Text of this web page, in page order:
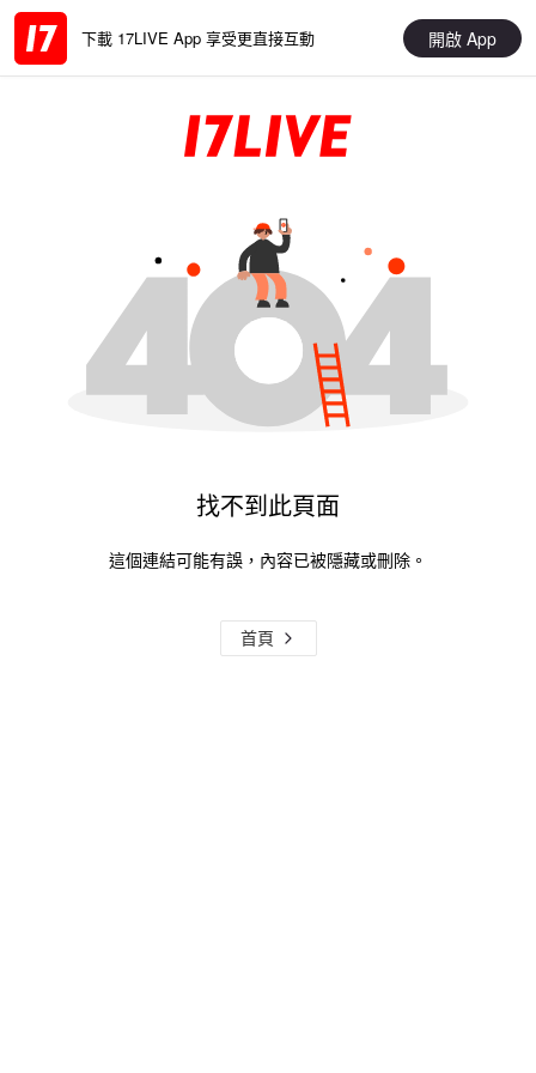
下載 17LIVE App 享受更直接互動 開啟 App
找不到此頁面
這個連結可能有誤，內容已被隱藏或刪除。
首頁